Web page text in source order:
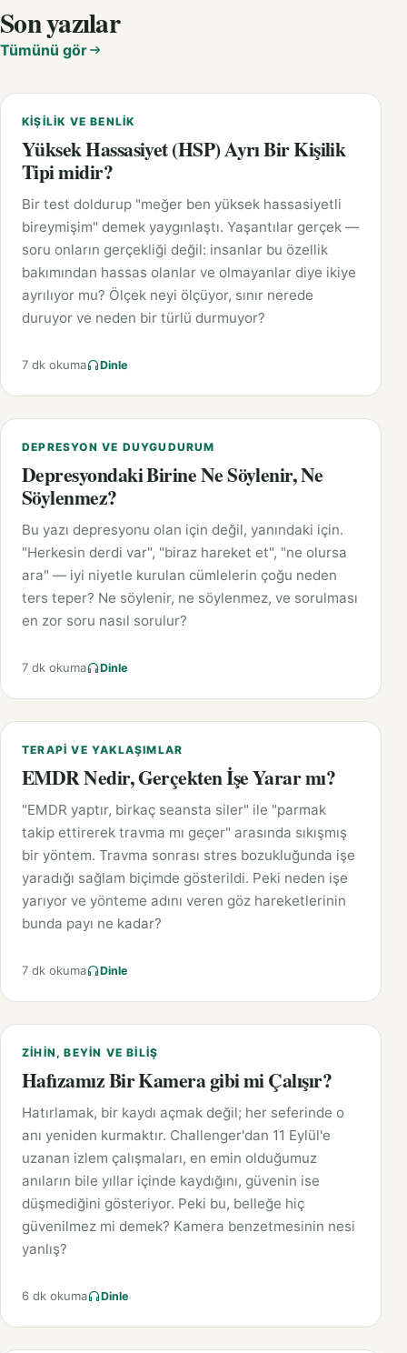
Son yazılar
Tümünü gör
KIŞILIK VE BENLIK
Yüksek Hassasiyet (HSP) Ayrı Bir Kişilik
Tipi midir?
Bir test doldurup "meğer ben yüksek hassasiyetli
bireymişim" demek yaygınlaştı. Yaşantılar gerçek —
soru onların gerçekliği değil: insanlar bu özellik
bakımından hassas olanlar ve olmayanlar diye ikiye
ayrılıyor mu? Ölçek neyi ölçüyor, sınır nerede
duruyor ve neden bir türlü durmuyor?
7 dk okuma Dinle
DEPRESYON VE DUYGUDURUM
Depresyondaki Birine Ne Söylenir, Ne
Söylenmez?
Bu yazı depresyonu olan için değil, yanındaki için.
"Herkesin derdi var", "biraz hareket et", "ne olursa
ara" — iyi niyetle kurulan cümlelerin çoğu neden
ters teper? Ne söylenir, ne söylenmez, ve sorulması
en zor soru nasıl sorulur?
7 dk okuma Dinle
TERAPI VE YAKLAŞIMLAR
EMDR Nedir, Gerçekten İşe Yarar mı?
"EMDR yaptır, birkaç seansta siler" ile "parmak
takip ettirerek travma mı geçer" arasında sıkışmış
bir yöntem. Travma sonrası stres bozukluğunda işe
yaradığı sağlam biçimde gösterildi. Peki neden işe
yarıyor ve yönteme adını veren göz hareketlerinin
bunda payı ne kadar?
7 dk okuma Dinle
ZIHIN, BEYIN VE BILIŞ
Hafızamız Bir Kamera gibi mi Çalışır?
Hatırlamak, bir kaydı açmak değil; her seferinde o
anı yeniden kurmaktır. Challenger'dan 11 Eylül'e
uzanan izlem çalışmaları, en emin olduğumuz
anıların bile yıllar içinde kaydığını, güvenin ise
düşmediğini gösteriyor. Peki bu, belleğe hiç
güvenilmez mi demek? Kamera benzetmesinin nesi
yanlış?
6 dk okuma Dinle